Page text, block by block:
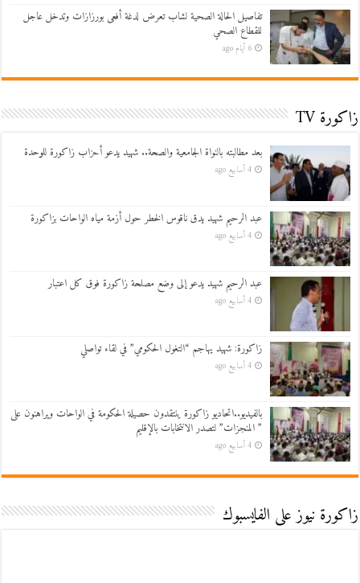
تفاصيل الحالة الصحية لشاب تعرض لدغة أفعى بورزازات وتدخل عاجل
للقطاع الصحي
6 أيام ago
زاكورة TV
بعد مطالبته بالنواة الجامعية والصحة.. شهيد يدعو أحزاب زاكورة للوحدة
4 أسابيع ago
عبد الرحيم شهيد يدق ناقوس الخطر حول أزمة مياه الواحات بزاكورة
4 أسابيع ago
عبد الرحيم شهيد يدعو إلى وضع مصلحة زاكورة فوق كل اعتبار
4 أسابيع ago
زاكورة: شهيد يهاجم “التغول الحكومي” في لقاء تواصلي
4 أسابيع ago
بالفيديو..اتحاديو زاكورة ينتقدون حصيلة الحكومة في الواحات ويراهنون على
” المنجزات” لتصدر الانتخابات بالإقليم
4 أسابيع ago
زاكورة نيوز على الفايسبوك